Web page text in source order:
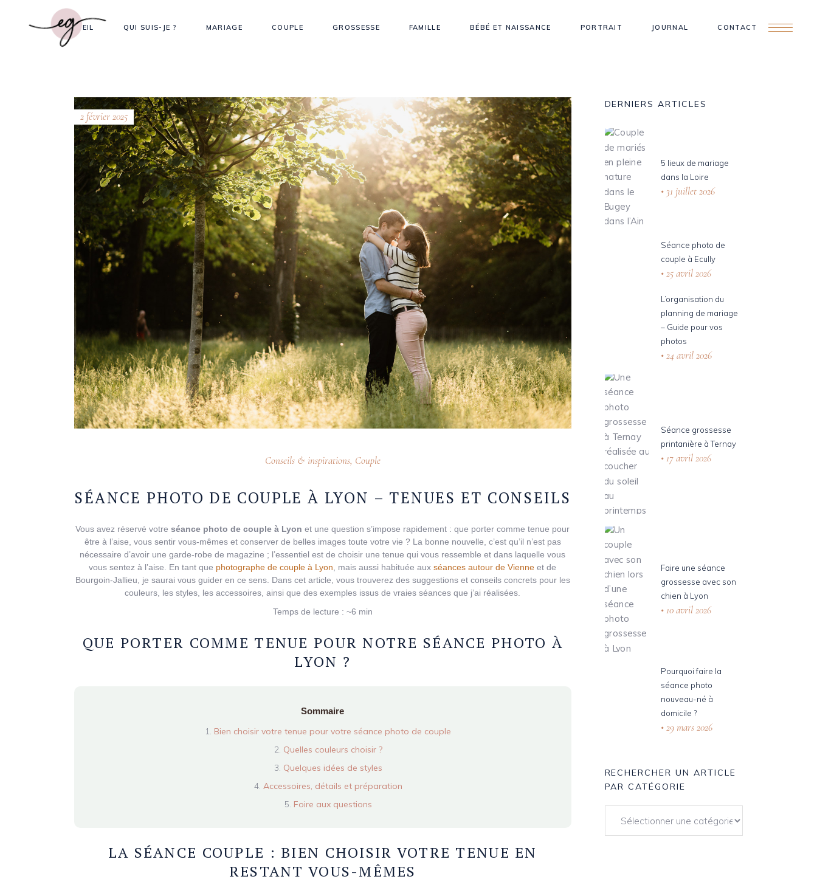
ACCUEIL QUI SUIS-JE ? MARIAGE COUPLE GROSSESSE FAMILLE BÉBÉ ET NAISSANCE PORTRAIT JOURNAL CONTACT
2 février 2025
Conseils & inspirations, Couple
SÉANCE PHOTO DE COUPLE À LYON – TENUES ET CONSEILS
Vous avez réservé votreséance photo de couple à Lyon et une question s’impose rapidement : que porter comme tenue pour
être à l’aise, vous sentir vous-mêmes et conserver de belles images toute votre vie ? La bonne nouvelle, c’est qu’il n’est pas
nécessaire d’avoir une garde-robe de magazine ; l’essentiel est de choisir une tenue qui vous ressemble et dans laquelle vous
vous sentez à l’aise. En tant que photographe de couple à Lyon , mais aussi habituée auxséances autour de Vienne et de
Bourgoin-Jallieu, je saurai vous guider en ce sens. Dans cet article, vous trouverez des suggestions et conseils concrets pour les
couleurs, les styles, les accessoires, ainsi que des exemples issus de vraies séances que j’ai réalisées.
Temps de lecture : ~6 min
QUE PORTER COMME TENUE POUR NOTRE SÉANCE PHOTO À
LYON ?
Sommaire
Bien choisir votre tenue pour votre séance photo de couple
Quelles couleurs choisir ?
Quelques idées de styles
Accessoires, détails et préparation
Foire aux questions
LA SÉANCE COUPLE : BIEN CHOISIR VOTRE TENUE EN
RESTANT VOUS-MÊMES
DERNIERS ARTICLES
5 lieux de mariage
dans la Loire
31 juillet 2026
Séance photo de
couple à Ecully
25 avril 2026
L’organisation du
planning de mariage
– Guide pour vos
photos
24 avril 2026
Séance grossesse
printanière à Ternay
17 avril 2026
Faire une séance
grossesse avec son
chien à Lyon
10 avril 2026
Pourquoi faire la
séance photo
nouveau-né à
domicile ?
29 mars 2026
RECHERCHER UN ARTICLE
PAR CATÉGORIE